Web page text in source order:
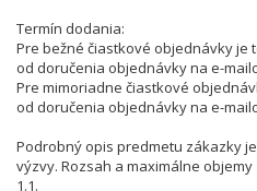
Termín dodania:
Pre bežné čiastkové objednávky je
od doručenia objednávky na e-
Pre mimoriadne čiastkové
od doručenia objednávky na e-
Podrobný opis predmetu zákazky
výzvy. Rozsah a maximálne
1.1.